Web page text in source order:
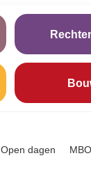
Open dagen